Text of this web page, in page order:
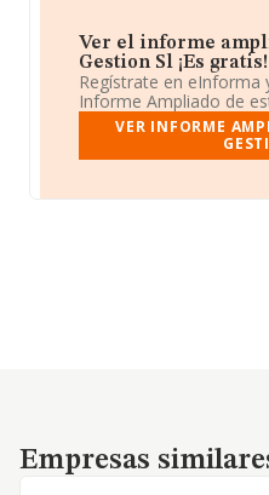
Ver el informe
Gestion Sl ¡Es gratis!
Regístrate en eInforma
Informe Ampliado de
VER INFORME
Empresas similares
Empresas